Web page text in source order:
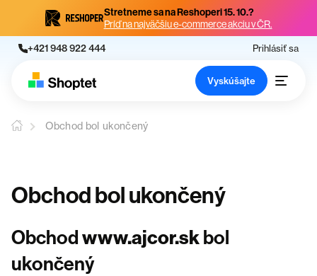
Stretneme sa na Reshoperi 15. 10.?
Príď na najväčšiu e-commerce akciu v ČR.
+421 948 922 444 Prihlásiť sa
Vyskúšajte
Obchod bol ukončený
Obchod bol ukončený
Obchodwww.ajcor.skbol
ukončený